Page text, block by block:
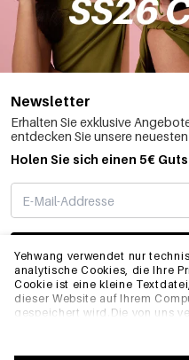
Yehwang verwendet nur
analytische Cookies, die Ihre
Cookie ist eine kleine
dieser Website auf Ihrem
gespeichert wird.Die von uns
Website, ordnungsgemäß zu
Newsletter
Erhalten Sie exklusive
entdecken Sie unsere
Holen Sie sich einen 5€
INFO